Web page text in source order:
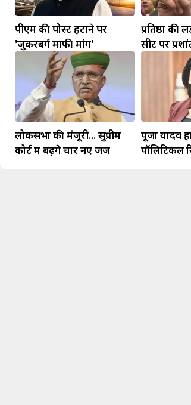
पीएम की पोस्ट हटाने पर
'जुकरबर्ग माफी मांगें'
प्रतिष्ठा की
सीट पर
लोकसभा की मंजूरी... सुप्रीम
कोर्ट में बढ़ेंगे चार नए जज
पूजा यादव
पॉलिटिकल